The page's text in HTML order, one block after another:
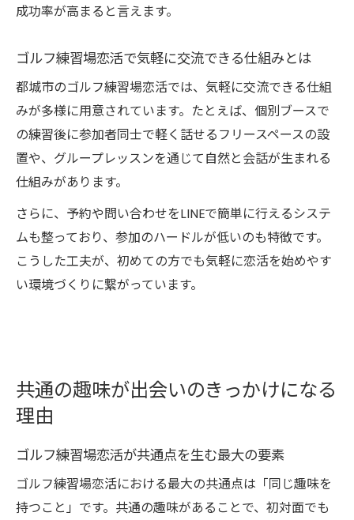
成功率が高まると言えます。
ゴルフ練習場恋活で気軽に交流できる仕組みとは
都城市のゴルフ練習場恋活では、気軽に交流できる仕組
みが多様に用意されています。たとえば、個別ブースで
の練習後に参加者同士で軽く話せるフリースペースの設
置や、グループレッスンを通じて自然と会話が生まれる
仕組みがあります。
さらに、予約や問い合わせをLINEで簡単に行えるシステ
ムも整っており、参加のハードルが低いのも特徴です。
こうした工夫が、初めての方でも気軽に恋活を始めやす
い環境づくりに繋がっています。
共通の趣味が出会いのきっかけになる
理由
ゴルフ練習場恋活が共通点を生む最大の要素
ゴルフ練習場恋活における最大の共通点は「同じ趣味を
持つこと」です。共通の趣味があることで、初対面でも